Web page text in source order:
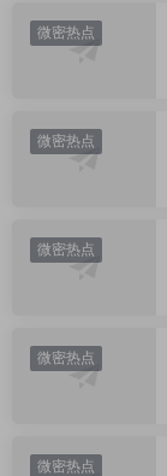
微密热点
微密热点
微密热点
微密热点
微密热点